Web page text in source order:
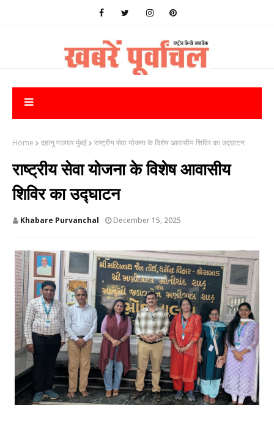
Home दहानु पालघर मुंबई राष्ट्रीय सेवा योजना के विशेष आवासीय शिविर का उद्घाटन
राष्ट्रीय सेवा योजना के विशेष आवासीय
शिविर का उद्घाटन
Khabare Purvanchal December 15, 2025